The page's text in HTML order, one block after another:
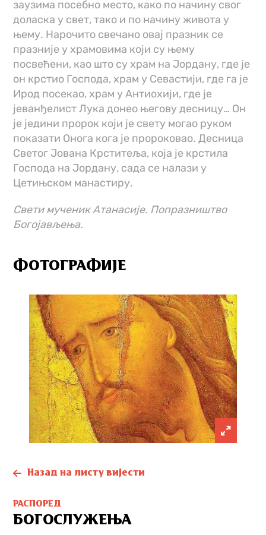
заузима посебно место, како по начину свог
доласка у свет, тако и по начину живота у
њему. Нарочито свечано овај празник се
празније у храмовима који су њему
посвећени, као што су храм на Јордану, где је
он крстио Господа, храм у Севастији, где га је
Ирод посекао, храм у Антиохији, где је
јеванђелист Лука донео његову десницу… Он
је једини пророк који је свету могао руком
показати Онога кога је пророковао. Десница
Светог Јована Крститеља, која је крстила
Господа на Јордану, сада се налази у
Цетињском манастиру.
Свети мученик Атанасије. Попразништво
Богојављења.
ФОТОГРАФИЈЕ
Назад на листу вијести
РАСПОРЕД
БОГОСЛУЖЕЊА